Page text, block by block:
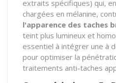
extraits spécifiques) qui,
chargées en mélanine,
l'apparence des taches
teint plus lumineux et
essentiel à intégrer une à
pour optimiser la
traitements anti-taches